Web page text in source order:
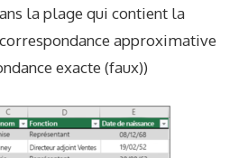
la plage qui contient la
approximative
exacte (faux))